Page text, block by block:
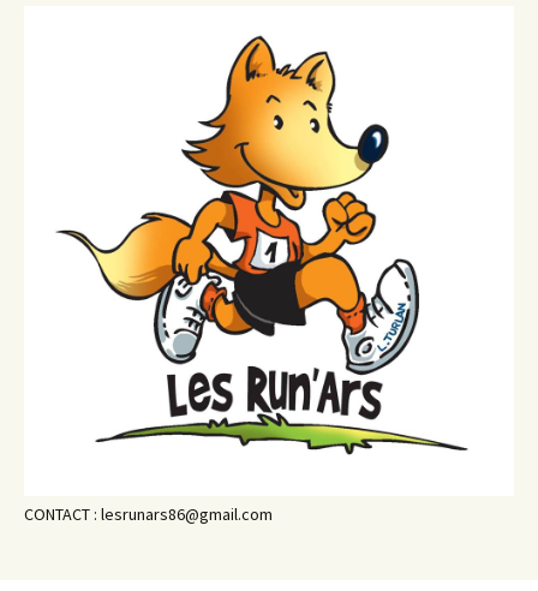
CONTACT : lesrunars86@gmail.com